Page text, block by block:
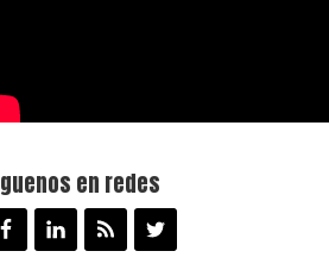
en redes